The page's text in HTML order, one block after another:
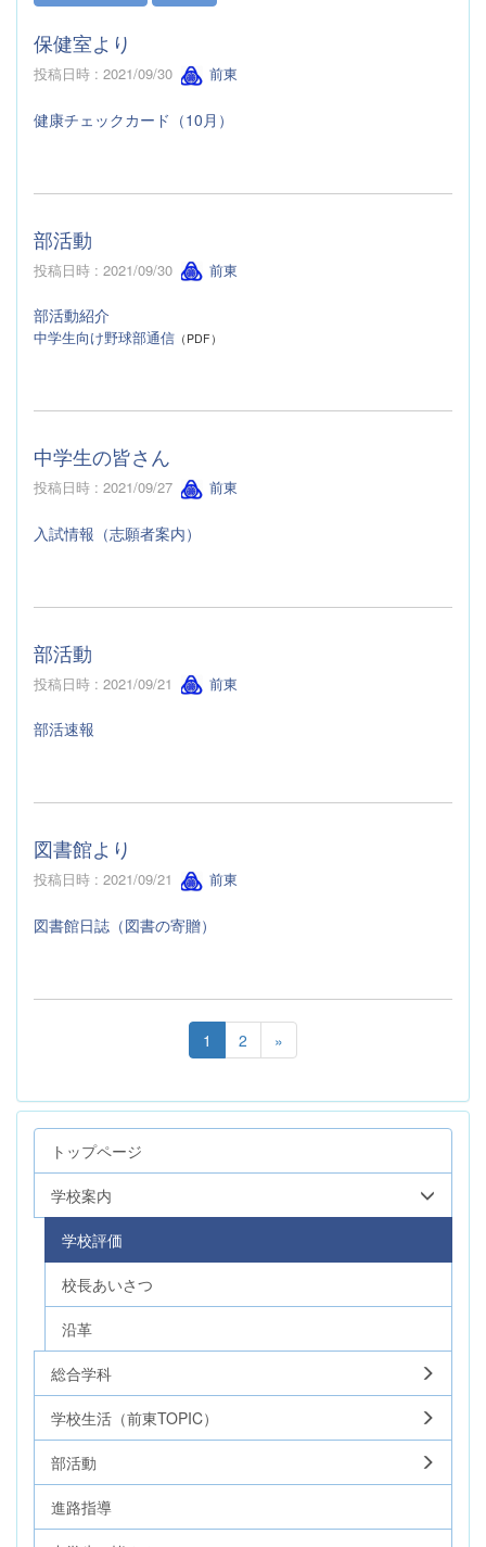
保健室より
投稿日時 : 2021/09/30 前東
健康チェックカード（10月）
部活動
投稿日時 : 2021/09/30 前東
部活動紹介
中学生向け野球部通信 （PDF）
中学生の皆さん
投稿日時 : 2021/09/27 前東
入試情報（志願者案内）
部活動
投稿日時 : 2021/09/21 前東
部活速報
図書館より
投稿日時 : 2021/09/21 前東
図書館日誌（図書の寄贈）
1 2 »
トップページ
学校案内
学校評価
校長あいさつ
沿革
総合学科
学校生活（前東TOPIC）
部活動
進路指導